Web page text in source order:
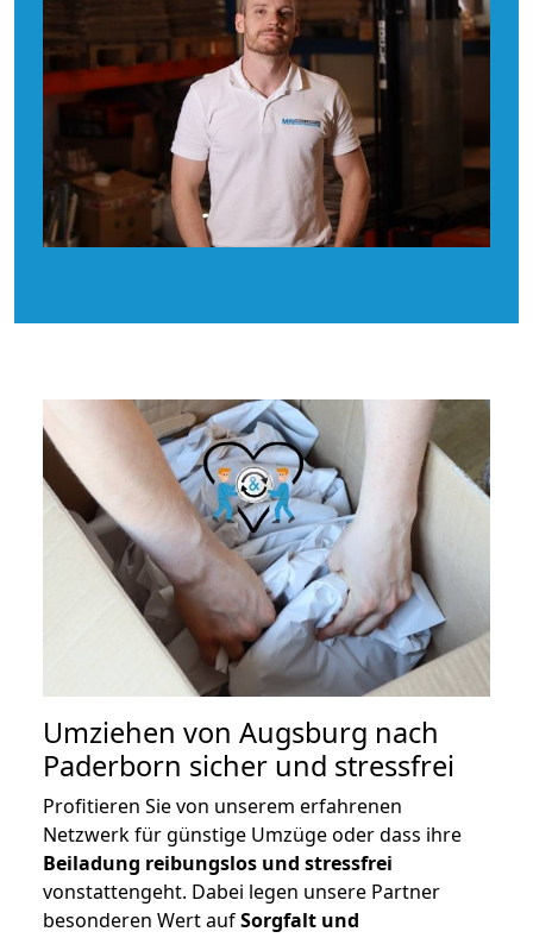
Umziehen von Augsburg nach
Paderborn sicher und stressfrei
Profitieren Sie von unserem erfahrenen
Netzwerk für günstige Umzüge oder dass ihre
Beiladung reibungslos und stressfrei
vonstattengeht. Dabei legen unsere Partner
besonderen Wert aufSorgfalt und